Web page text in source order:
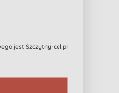
jest Szczytny-cel.pl